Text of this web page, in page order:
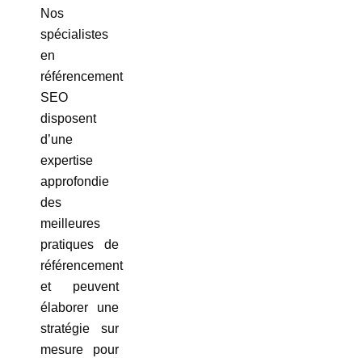
Nos
spécialistes
en
référencement
SEO
disposent
d’une
expertise
approfondie
des
meilleures
pratiques de
référencement
et peuvent
élaborer une
stratégie sur
mesure pour